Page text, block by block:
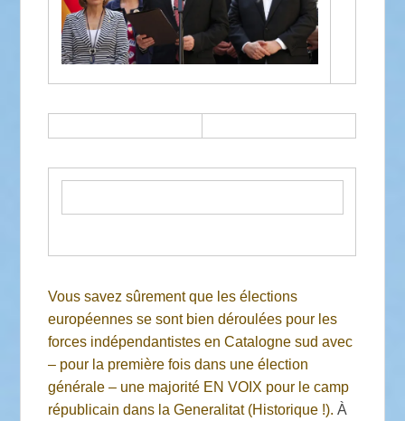
Vous savez sûrement que les élections
européennes se sont bien déroulées pour les
forces indépendantistes en Catalogne sud avec
– pour la première fois dans une élection
générale – une majorité EN VOIX pour le camp
républicain dans la Generalitat (Historique !).À